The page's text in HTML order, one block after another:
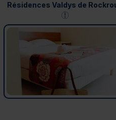
Résidences Valdys de